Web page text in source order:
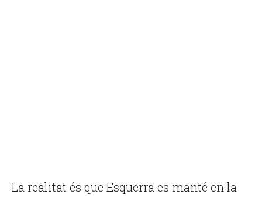
La realitat és que Esquerra es manté en la